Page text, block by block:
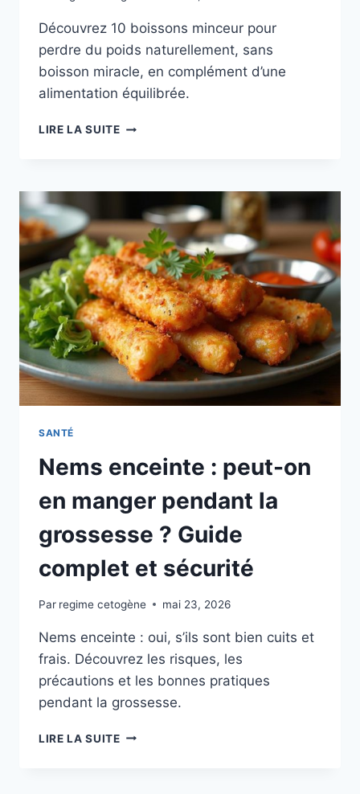
Découvrez 10 boissons minceur pour
perdre du poids naturellement, sans
boisson miracle, en complément d’une
alimentation équilibrée.
LIRE LA SUITEBOISSON
:
BOISSONS
EFFICACES
POUR
MAIGRIR
NATURELLEMENT
SANTÉ
Nems enceinte : peut-on
en manger pendant la
grossesse ? Guide
complet et sécurité
Par regime cetogène mai 23, 2026
Nems enceinte : oui, s’ils sont bien cuits et
frais. Découvrez les risques, les
précautions et les bonnes pratiques
pendant la grossesse.
LIRE LA SUITENEMS